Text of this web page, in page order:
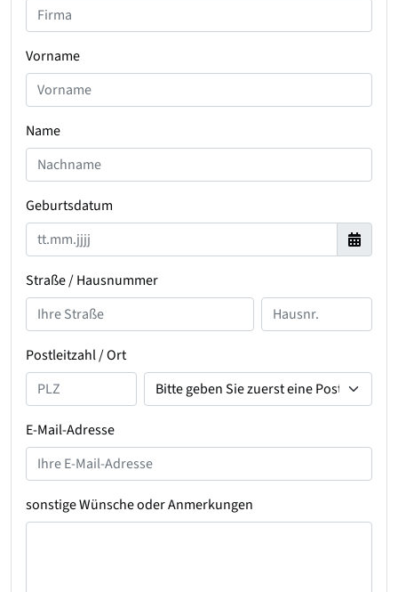
Vorname
Name
Geburtsdatum
Straße / Hausnummer
Postleitzahl / Ort
E-Mail-Adresse
sonstige Wünsche oder Anmerkungen